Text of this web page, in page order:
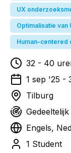
UX
Optimalisatie
Human-centered
32 - 40
1 sep '25 -
Tilburg
Engels,
1 Student